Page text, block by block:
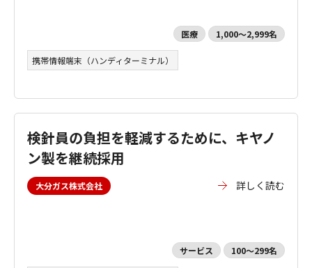
医療 1,000～2,999名
携帯情報端末（ハンディターミナル）
検針員の負担を軽減するために、キヤノ
ン製を継続採用
大分ガス株式会社 詳しく読む
サービス 100～299名